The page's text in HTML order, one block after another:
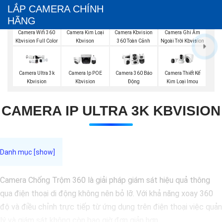
LẮP CAMERA CHÍNH
HÃNG
Camera Wifi 360
Kbvision Full Color
Camera Kim Loại
Kbvison
Camera Kbvision
360 Toàn Cảnh
Camera Ghi Âm
Ngoài Trời Kbvision
Camera Ultra 3k
Kbvision
Camera Ip POE
Kbvision
Camera 360 Báo
Động
Camera Thiết Kế
Kim Loại Imou
CAMERA IP ULTRA 3K KBVISION
Camera Chống Trộm 360 là giải pháp giám sát hiệu quả thông
qua điện thoại di động không nên bỏ lỡ. Với khả năng xoay 360
độ và điều chỉnh trực tiếp từ ứng dụng trên điện thoại việc quản